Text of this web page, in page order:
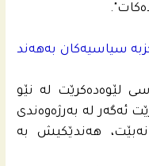
سیاسیه‌كان به‌هه‌ند
لێوه‌ده‌كرێت له‌ نێو
ئه‌گه‌ر له‌ به‌رژه‌وه‌ندى
هه‌ندێكیش به‌